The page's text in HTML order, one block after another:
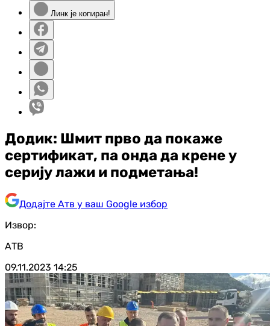
Линк је копиран!
Додик: Шмит прво да покаже
сертификат, па онда да крене у
серију лажи и подметања!
Додајте Атв у ваш Google избор
Извор:
АТВ
09.11.2023 14:25